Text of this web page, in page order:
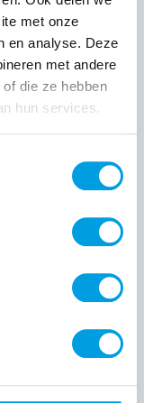
met onze
en analyse. Deze
met andere
die ze hebben
hun services.